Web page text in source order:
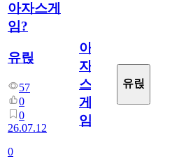
아자스게
임?
유릱
57
0
0
26.07.12
0
아
자
스
게
임?
유릱